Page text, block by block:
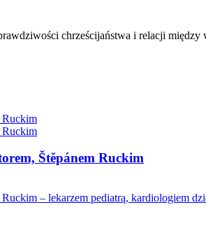
chrześcijaństwa i relacji
Štěpánem Ruckim
– lekarzem pediatrą, kardiologiem